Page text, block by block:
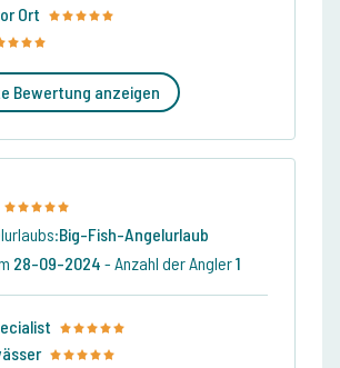
Ort
Bewertung anzeigen
Big-Fish-Angelurlaub
28-09-2024 - Anzahl der Angler1